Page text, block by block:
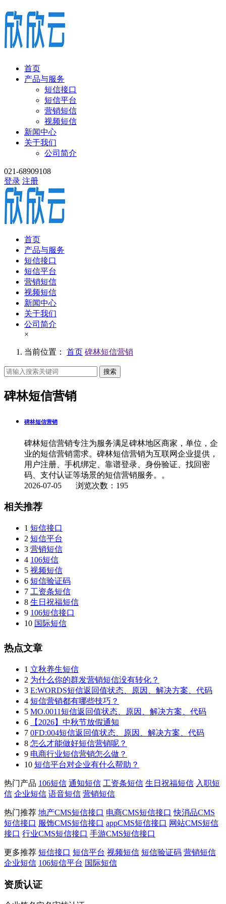
首页
产品与服务
短信接口
短信平台
营销短信
视频短信
新闻中心
关于我们
公司简介
021-68909108
登录 注册
首页
产品与服务
短信接口
短信平台
营销短信
视频短信
新闻中心
关于我们
公司简介
×
当前位置： 首页 碑林短信营销
搜索
碑林短信营销
碑林短信营销
碑林短信营销专注为服务满足碑林地区商家，单位，企
业的短信营销需求。碑林短信营销为互联网企业提供，
用户注册、手机绑定、靠谱登录、身份验证、找回密
码、支付认证等场景的短信营销服务。。
2026-07-05 浏览次数：195
相关推荐
1 短信接口
2 短信平台
3 营销短信
4 106短信
5 视频短信
6 短信验证码
7 工资条短信
8 生日祝福短信
9 106短信接口
10 国际短信
热点文章
1 立秋养生短信
2 为什么你的群发营销短信没有转化？
3 E:WORDS短信返回值状态、原因、解决方案、代码
4 短信营销都有哪些技巧？
5 MO.0011短信返回值状态、原因、解决方案、代码
6
【2026】中秋节放假通知
7 0FD:004短信返回值状态、原因、解决方案、代码
8 怎么才能做好短信营销呢？
9 电商行业短信营销怎么做？
10 短信平台对企业有什么帮助？
热门产品 106短信 通知短信 工资条短信 生日祝福短信 入职短
信 企业短信 语音短信 营销短信
热门推荐 地产CMS短信接口 电商CMS短信接口 快消品CMS
短信接口 服饰CMS短信接口 appCMS短信接口 网站CMS短信
接口 行业CMS短信接口 手游CMS短信接口
更多推荐 短信接口 短信平台 视频短信 短信验证码 营销短信
企业短信 106短信平台 国际短信
资质认证